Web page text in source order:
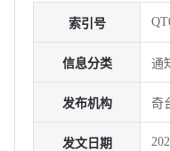
索引号
信息分类 通
发布机构 奇
发文日期